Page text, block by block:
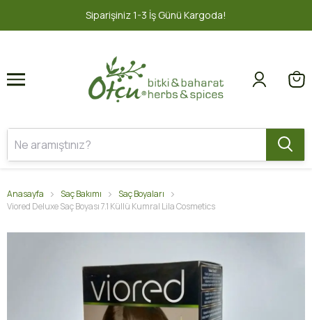
2000 TL ve üzeri
1 2
Anasayfa Saç Bakımı
Saç Boyaları
Viored Deluxe Saç Boyası 7.1 Küllü Kumral Lila Cosmetics